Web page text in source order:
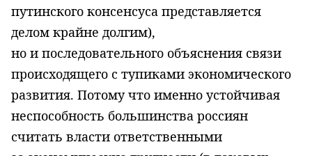
путинского консенсуса представляется
делом крайне долгим),
но и последовательного объяснения связи
происходящего с тупиками экономического
развития. Потому что именно устойчивая
неспособность большинства россиян
считать власти ответственными